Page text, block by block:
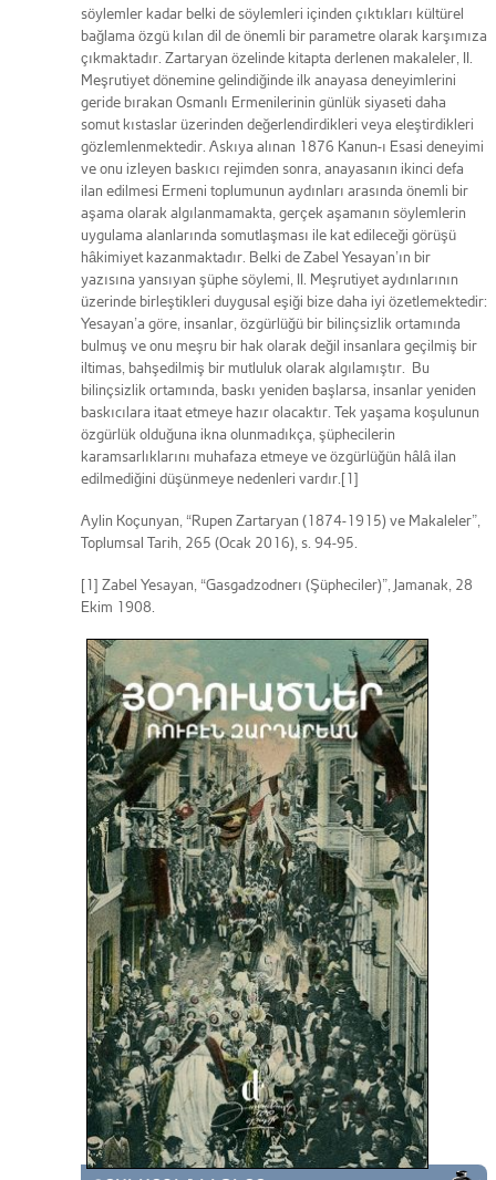
söylemler kadar belki de söylemleri içinden çıktıkları kültürel
bağlama özgü kılan dil de önemli bir parametre olarak karşımıza
çıkmaktadır. Zartaryan özelinde kitapta derlenen makaleler, II.
Meşrutiyet dönemine gelindiğinde ilk anayasa deneyimlerini
geride bırakan Osmanlı Ermenilerinin günlük siyaseti daha
somut kıstaslar üzerinden değerlendirdikleri veya eleştirdikleri
gözlemlenmektedir. Askıya alınan 1876 Kanun-ı Esasi deneyimi
ve onu izleyen baskıcı rejimden sonra, anayasanın ikinci defa
ilan edilmesi Ermeni toplumunun aydınları arasında önemli bir
aşama olarak algılanmamakta, gerçek aşamanın söylemlerin
uygulama alanlarında somutlaşması ile kat edileceği görüşü
hâkimiyet kazanmaktadır. Belki de Zabel Yesayan’ın bir
yazısına yansıyan şüphe söylemi, II. Meşrutiyet aydınlarının
üzerinde birleştikleri duygusal eşiği bize daha iyi özetlemektedir:
Yesayan’a göre, insanlar, özgürlüğü bir bilinçsizlik ortamında
bulmuş ve onu meşru bir hak olarak değil insanlara geçilmiş bir
iltimas, bahşedilmiş bir mutluluk olarak algılamıştır. Bu
bilinçsizlik ortamında, baskı yeniden başlarsa, insanlar yeniden
baskıcılara itaat etmeye hazır olacaktır. Tek yaşama koşulunun
özgürlük olduğuna ikna olunmadıkça, şüphecilerin
karamsarlıklarını muhafaza etmeye ve özgürlüğün hâlâ ilan
edilmediğini düşünmeye nedenleri vardır.[1]
Aylin Koçunyan, “Rupen Zartaryan (1874-1915) ve Makaleler”,
Toplumsal Tarih, 265 (Ocak 2016), s. 94-95.
[1] Zabel Yesayan, “Gasgadzodnerı (Şüpheciler)”, Jamanak, 28
Ekim 1908.